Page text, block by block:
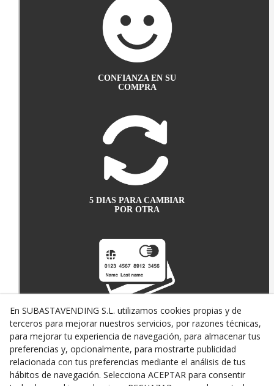
CONFIANZA EN SU
COMPRA
5 DIAS PARA CAMBIAR
POR OTRA
PAGO SEGURO CON
TARJETA DE CRÉDITO
En SUBASTAVENDING S.L. utilizamos cookies propias y de
terceros para mejorar nuestros servicios, por razones técnicas,
para mejorar tu experiencia de navegación, para almacenar tus
preferencias y, opcionalmente, para mostrarte publicidad
relacionada con tus preferencias mediante el análisis de tus
hábitos de navegación. Selecciona ACEPTAR para consentir